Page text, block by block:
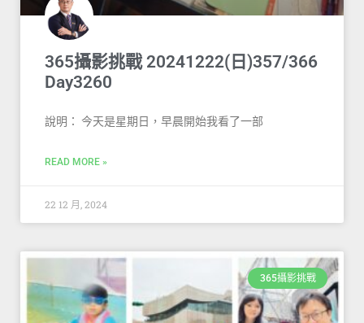
365攝影挑戰 20241222(日)357/366
Day3260
說明： 今天是星期日，早晨開始我看了一部
READ MORE »
22 12 月, 2024
365攝影挑戰